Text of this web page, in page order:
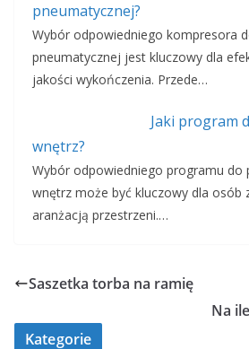
pneumatycznej?
Wybór odpowiedniego kompresora
pneumatycznej jest kluczowy dla
jakości wykończenia. Przede…
Jaki program
wnętrz?
Wybór odpowiedniego programu do
wnętrz może być kluczowy dla osób
aranżacją przestrzeni.…
Saszetka torba na ramię
Na
Kategorie